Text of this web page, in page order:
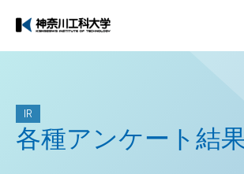
IR
各種アンケート結